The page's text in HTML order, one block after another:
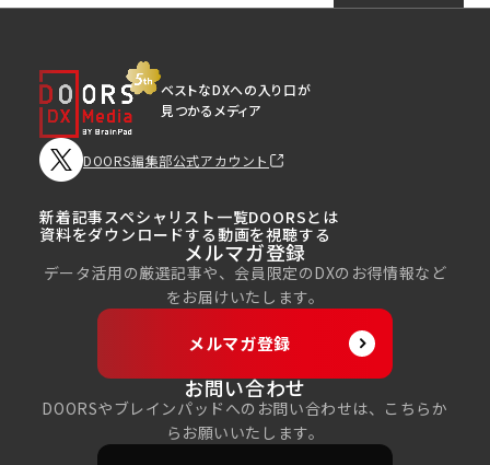
ベストなDXへの入り口が
見つかるメディア
DOORS編集部公式アカウント
新着記事スペシャリスト一覧DOORSとは
資料をダウンロードする動画を視聴する
メルマガ登録
データ活用の厳選記事や、会員限定のDXのお得情報など
をお届けいたします。
メルマガ登録
お問い合わせ
DOORSやブレインパッドへのお問い合わせは、こちらか
らお願いいたします。